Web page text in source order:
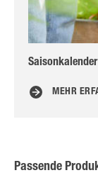
MEHR
Passende